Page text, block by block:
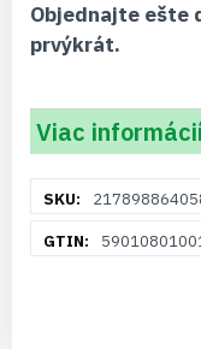
Objednajte ešte
prvýkrát.
Viac
informácií